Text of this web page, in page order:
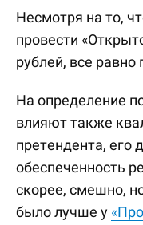
Несмотря на то,
провести
рублей, все
На определение
влияют также
претендента, его
обеспеченность
скорее, смешно,
было лучше у